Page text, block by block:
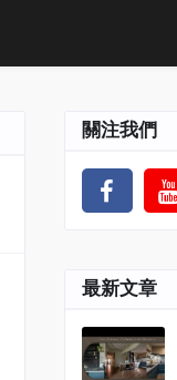
關注我們
最新文章